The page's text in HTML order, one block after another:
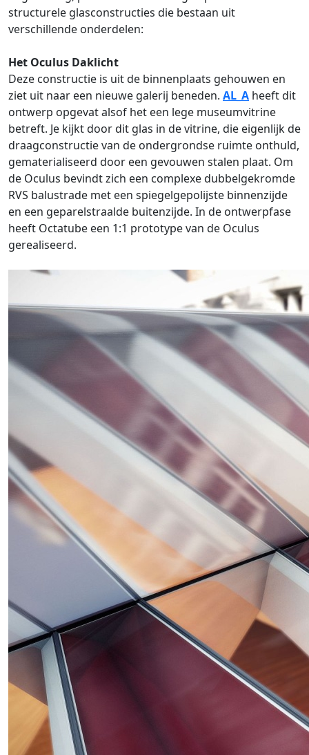
structurele glasconstructies die bestaan uit
verschillende onderdelen:
Het Oculus Daklicht
Deze constructie is uit de binnenplaats gehouwen en
ziet uit naar een nieuwe galerij beneden. AL_A heeft dit
ontwerp opgevat alsof het een lege museumvitrine
betreft. Je kijkt door dit glas in de vitrine, die eigenlijk de
draagconstructie van de ondergrondse ruimte onthuld,
gematerialiseerd door een gevouwen stalen plaat. Om
de Oculus bevindt zich een complexe dubbelgekromde
RVS balustrade met een spiegelgepolijste binnenzijde
en een geparelstraalde buitenzijde. In de ontwerpfase
heeft Octatube een 1:1 prototype van de Oculus
gerealiseerd.